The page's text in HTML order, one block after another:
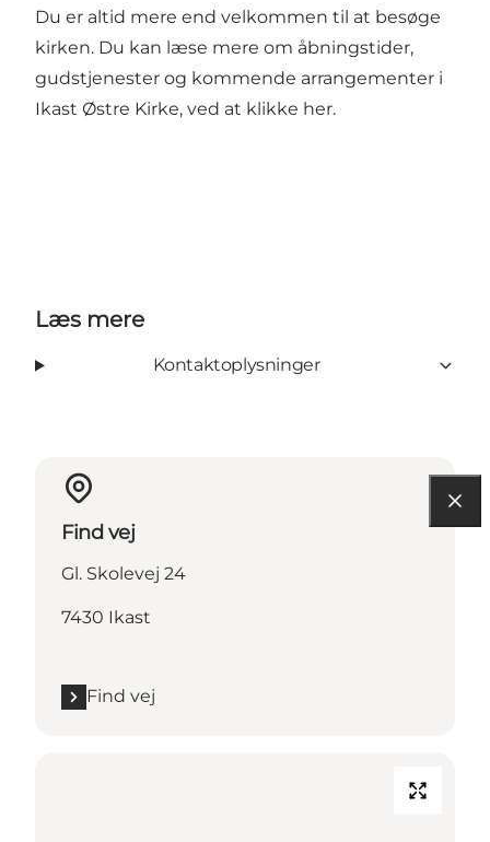
Du er altid mere end velkommen til at besøge
kirken. Du kan læse mere om åbningstider,
gudstjenester og kommende arrangementer i
Ikast Østre Kirke, ved at klikke her.
Læs mere
Kontaktoplysninger
Find vej
Gl. Skolevej 24
7430 Ikast
Find vej